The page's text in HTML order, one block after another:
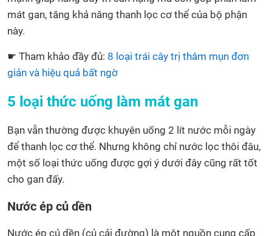
mát gan, tăng khả năng thanh lọc cơ thể của bộ phận
này.
☛ Tham khảo đầy đủ: 8 loại trái cây trị thâm mụn đơn
giản và hiệu quả bất ngờ
5 loại thức uống làm mát gan
Bạn vẫn thường được khuyên uống 2 lít nước mỗi ngày
để thanh lọc cơ thể. Nhưng không chỉ nước lọc thôi đâu,
một số loại thức uống được gợi ý dưới đây cũng rất tốt
cho gan đấy.
Nước ép củ dền
Nước ép củ dền (củ cải đường) là một nguồn cung cấp